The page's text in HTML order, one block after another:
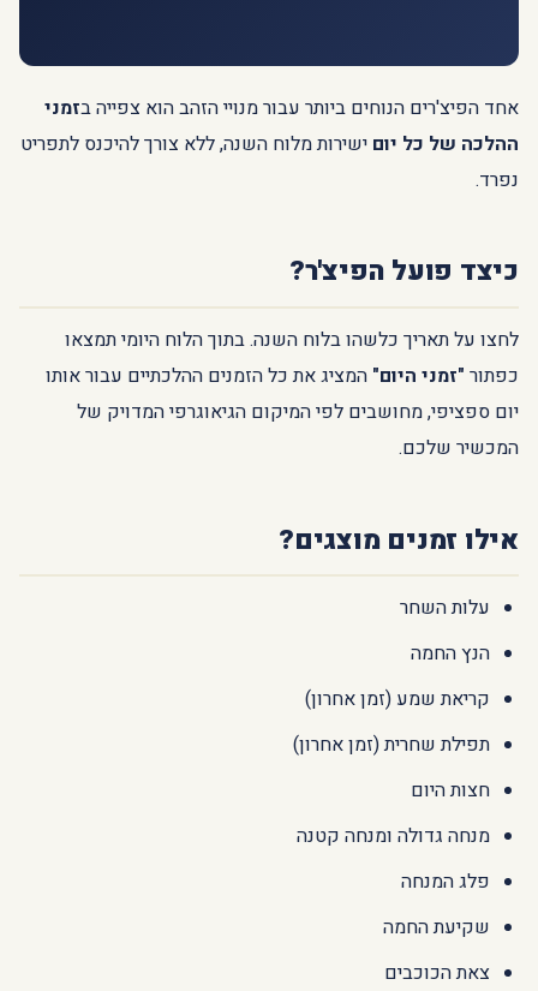
אחד הפיצ'רים הנוחים ביותר עבור מנויי הזהב הוא צפייה בזמני
ההלכה של כל יום ישירות מלוח השנה, ללא צורך להיכנס לתפריט
נפרד.
כיצד פועל הפיצ'ר?
לחצו על תאריך כלשהו בלוח השנה. בתוך הלוח היומי תמצאו
כפתור "זמני היום" המציג את כל הזמנים ההלכתיים עבור אותו
יום ספציפי, מחושבים לפי המיקום הגיאוגרפי המדויק של
המכשיר שלכם.
אילו זמנים מוצגים?
עלות השחר
הנץ החמה
קריאת שמע (זמן אחרון)
תפילת שחרית (זמן אחרון)
חצות היום
מנחה גדולה ומנחה קטנה
פלג המנחה
שקיעת החמה
צאת הכוכבים